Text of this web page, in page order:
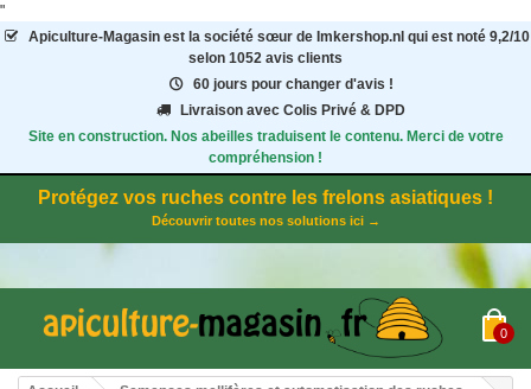
"
Apiculture-Magasinest la société sœur de Imkershop.nl qui est noté 9,2/10
selon 1052 avis clients
60 jours pour changer d'avis !
Livraison avec Colis Privé & DPD
Site en construction. Nos abeilles traduisent le contenu. Merci de votre
compréhension !
Protégez vos ruches contre les frelons asiatiques !
Découvrir toutes nos solutions ici →
0